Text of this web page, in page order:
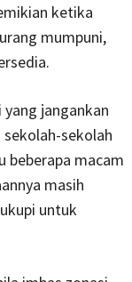
ketika
mumpuni,
jangankan
sekolah
beberapa macam
masih
untuk